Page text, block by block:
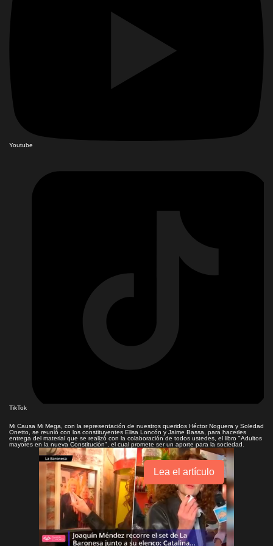
Youtube
TikTok
Mi Causa Mi Mega, con la representación de nuestros queridos Héctor Noguera y Soledad
Onetto, se reunió con los constituyentes Elisa Loncón y Jaime Bassa, para hacerles
entrega del material que se realizó con la colaboración de todos ustedes, el libro "Adultos
mayores en la nueva Constitución", el cual promete ser un aporte para la sociedad.
Lea el artículo